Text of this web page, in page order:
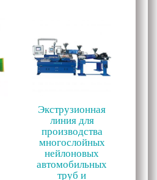
Экструзионная
линия для
производства
многослойных
нейлоновых
автомобильных
труб и